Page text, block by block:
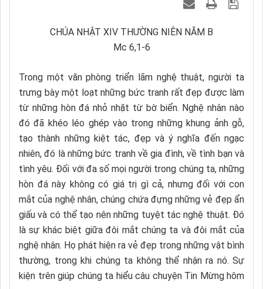
CHÚA NHẬT XIV THƯỜNG NIÊN NĂM B
Mc 6,1-6
Trong một văn phòng triển lãm nghệ thuật, người ta
trưng bày một loạt những bức tranh rất đẹp được làm
từ những hòn đá nhỏ nhặt từ bờ biển. Nghệ nhân nào
đó đã khéo léo ghép vào trong những khung ảnh gỗ,
tạo thành những kiệt tác, đẹp và ý nghĩa đến ngạc
nhiên, đó là những bức tranh về gia đình, về tình bạn và
tình yêu. Đối với đa số mọi người trong chúng ta, những
hòn đá này không có giá trị gì cả, nhưng đối với con
mắt của nghệ nhân, chúng chứa đựng những vẻ đẹp ẩn
giấu và có thể tạo nên những tuyệt tác nghệ thuật. Đó
là sự khác biệt giữa đôi mắt chúng ta và đôi mắt của
nghệ nhân. Họ phát hiện ra vẻ đẹp trong những vật bình
thường, trong khi chúng ta không thể nhận ra nó. Sự
kiện trên giúp chúng ta hiểu câu chuyện Tin Mừng hôm